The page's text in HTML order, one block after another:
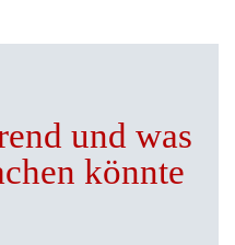
und was
könnte